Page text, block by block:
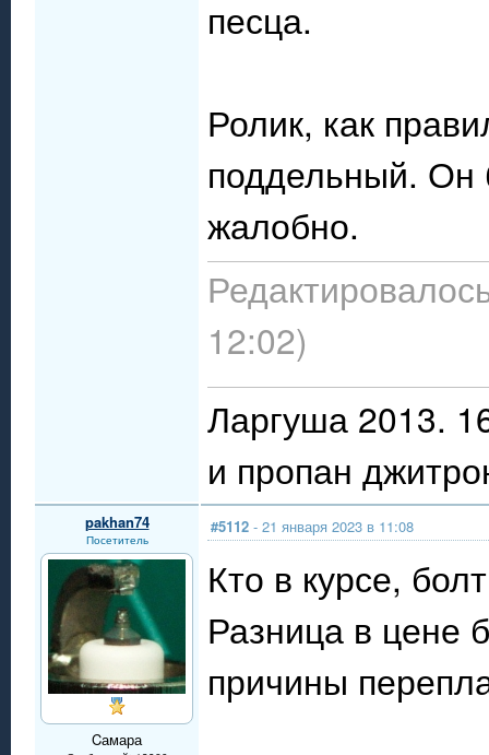
песца.
Ролик, как
поддельный. Он
жалобно.
12:02)
Ларгуша 2013.
и пропан
pakhan74
Посетитель
Cамара
#5112 - 21 января 2023 в 11:08
Кто в курсе,
Разница в цене
причины